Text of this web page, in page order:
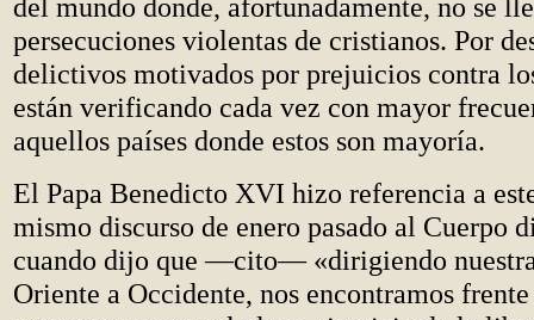
del mundo donde, afortunadamente, no se
persecuciones violentas de cristianos. Por
delictivos motivados por prejuicios contra
están verificando cada vez con mayor
aquellos países donde estos son mayoría.
El Papa Benedicto XVI hizo referencia a
mismo discurso de enero pasado al Cuerpo
cuando dijo que —cito— «dirigiendo
Oriente a Occidente, nos encontramos